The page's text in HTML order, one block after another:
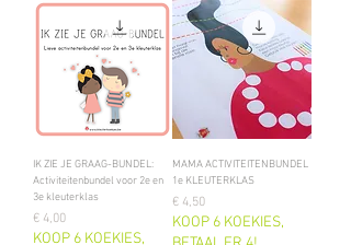
IK ZIE JE GRAAG-BUNDEL:
Activiteitenbundel voor 2e en
3e kleuterklas
Prijs
€ 4,00
KOOP 6 KOEKIES,
MAMA ACTIVITEITENBUNDEL
1e KLEUTERKLAS
Prijs
€ 4,50
KOOP 6 KOEKIES,